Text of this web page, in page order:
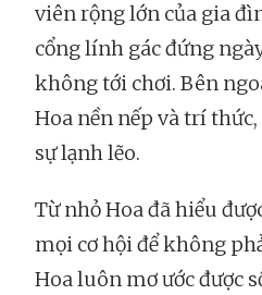
viên rộng lớn của gia
cổng lính gác đứng
không tới chơi. Bên
Hoa nền nếp và trí
sự lạnh lẽo.
Từ nhỏ Hoa đã hiểu
mọi cơ hội để không
Hoa luôn mơ ước được